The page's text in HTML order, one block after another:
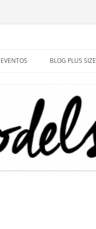
EVENTOS BLOG PLUS SIZE